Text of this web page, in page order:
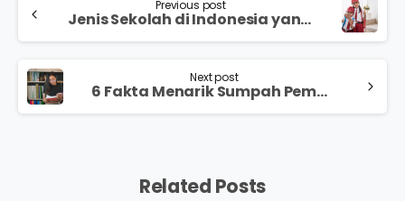
Previous post
Jenis Sekolah di Indonesia yang Perlu Orang Tua dan Siswa Ketahui
Next post
6 Fakta Menarik Sumpah Pemuda yang Tak Tercatat di Buku Sejarah
Related Posts